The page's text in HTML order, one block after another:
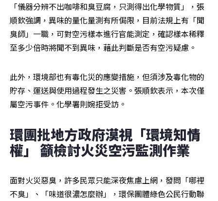
「儀器分辨不出咖啡和臭豆腐，只測得出化學物質」，張
順欽強調，異味的量化量測有所侷限，目前法規上有「聞
臭師」一職，可對空污樣本進行官能測定，確認樣本稀釋
至多少倍時將聞不到異味，藉此判斷是否有空污疑慮。
此外，環境部也有毒化災的應變措施，但須涉及毒化物的
貯存、運送與使用過程發生之災害。張順欽表示，本次僅
屬空污事件。化學署則婉拒受訪。
環團批地方政府漠視「環境知情
權」 籲檢討火災空污監測作業
面對火災惡臭，許多民眾只能深夜焦慮上網，發問「哪裡
不臭」、「味道很濃怎麼辦」，環保團體綠色公民行動聯